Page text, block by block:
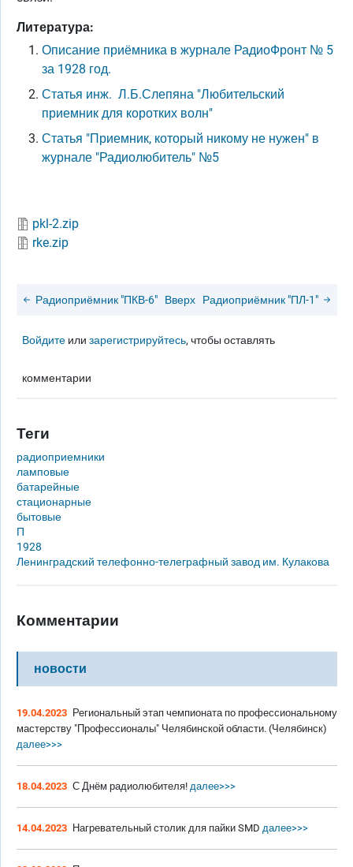
Литература:
Описание приёмника в журнале РадиоФронт № 5
за 1928 год.
Статья инж. Л.Б.Слепяна "Любительский
приемник для коротких волн"
Статья "Приемник, который никому не нужен" в
журнале "Радиолюбитель" №5
pkl-2.zip
rke.zip
Радиоприёмник "ПКВ-6" Вверх Радиоприёмник "ПЛ-1"
Войдите илизарегистрируйтесь, чтобы оставлять
комментарии
Теги
радиоприемники
ламповые
батарейные
стационарные
бытовые
П
1928
Ленинградский телефонно-телеграфный завод им. Кулакова
Комментарии
новости
19.04.2023 Региональный этап чемпионата по профессиональному
мастерству "Профессионалы" Челябинской области. (Челябинск)
далее>>>
18.04.2023 С Днём радиолюбителя! далее>>>
14.04.2023 Нагревательный столик для пайки SMD далее>>>